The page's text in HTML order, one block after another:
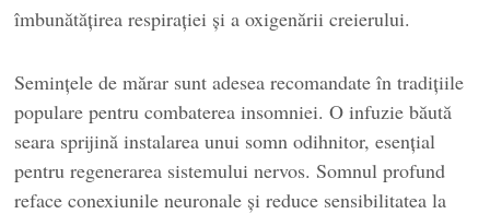
îmbunătățirea respirației și a oxigenării creierului.
Semințele de mărar sunt adesea recomandate în tradițiile
populare pentru combaterea insomniei. O infuzie băută
seara sprijină instalarea unui somn odihnitor, esențial
pentru regenerarea sistemului nervos. Somnul profund
reface conexiunile neuronale și reduce sensibilitatea la